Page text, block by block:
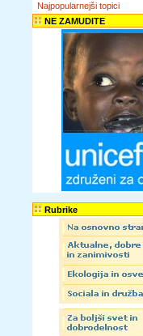
Najpopularnejši topici
NE ZAMUDITE
Rubrike